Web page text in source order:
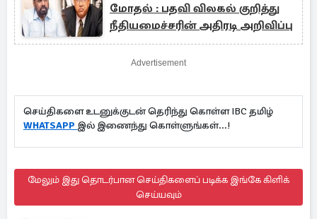
மோதல் : பதவி விலகல் குறித்து
நீதியமைச்சரின் அதிரடி அறிவிப்பு
Advertisement
செய்திகளை உடனுக்குடன் தெரிந்து கொள்ள IBC தமிழ்
WHATSAPP இல் இணைந்து கொள்ளுங்கள்...!
மேலும் இது தொடர்பான செய்திகளைப் படிக்க இங்கே கிளிக்
செய்யவும்